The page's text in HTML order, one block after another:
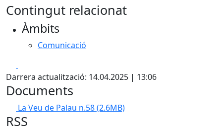
Contingut relacionat
Àmbits
Comunicació
Darrera actualització: 14.04.2025 | 13:06
Documents
La Veu de Palau n.58(2.6MB)
RSS